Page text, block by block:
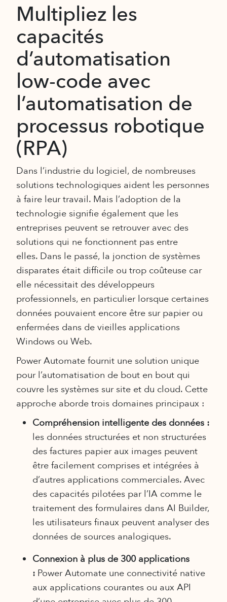
Multipliez les
capacités
d’automatisation
low-code avec
l’automatisation de
processus robotique
(RPA)
Dans l’industrie du logiciel, de nombreuses
solutions technologiques aident les personnes
à faire leur travail. Mais l’adoption de la
technologie signifie également que les
entreprises peuvent se retrouver avec des
solutions qui ne fonctionnent pas entre
elles. Dans le passé, la jonction de systèmes
disparates était difficile ou trop coûteuse car
elle nécessitait des développeurs
professionnels, en particulier lorsque certaines
données pouvaient encore être sur papier ou
enfermées dans de vieilles applications
Windows ou Web.
Power Automate fournit une solution unique
pour l’automatisation de bout en bout qui
couvre les systèmes sur site et du cloud. Cette
approche aborde trois domaines principaux :
Compréhension intelligente des données :
les données structurées et non structurées
des factures papier aux images peuvent
être facilement comprises et intégrées à
d’autres applications commerciales. Avec
des capacités pilotées par l’IA comme le
traitement des formulaires dans AI Builder,
les utilisateurs finaux peuvent analyser des
données de sources analogiques.
Connexion à plus de 300 applications
: Power Automate une connectivité native
aux applications courantes ou aux API